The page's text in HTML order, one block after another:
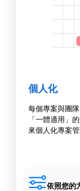
個人化
每個專案與團
「一體適用」
來個人化專案管
依照您的